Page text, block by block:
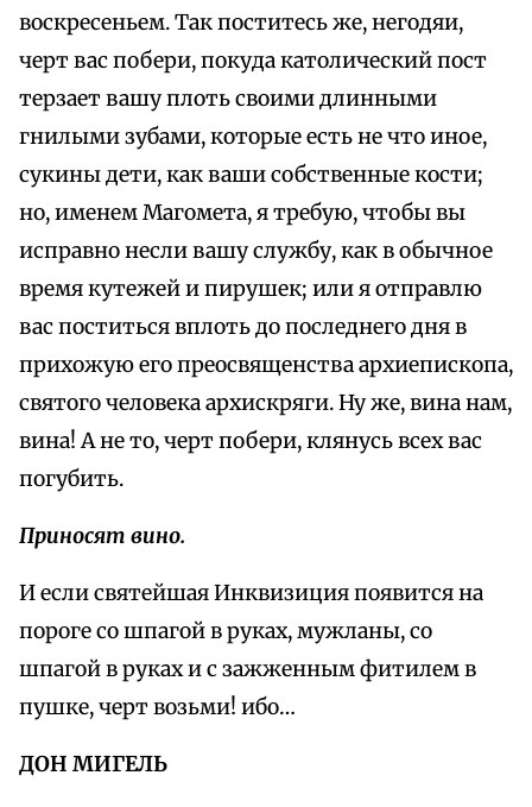
воскресеньем. Так поститесь же, негодяи,
черт вас побери, покуда католический пост
терзает вашу плоть своими длинными
гнилыми зубами, которые есть не что иное,
сукины дети, как ваши собственные кости;
но, именем Магомета, я требую, чтобы вы
исправно несли вашу службу, как в обычное
время кутежей и пирушек; или я отправлю
вас поститься вплоть до последнего дня в
прихожую его преосвященства архиепископа,
святого человека архискряги. Ну же, вина нам,
вина! А не то, черт побери, клянусь всех вас
погубить.
Приносят вино.
И если святейшая Инквизиция появится на
пороге со шпагой в руках, мужланы, со
шпагой в руках и с зажженным фитилем в
пушке, черт возьми! ибо…
ДОН МИГЕЛЬ